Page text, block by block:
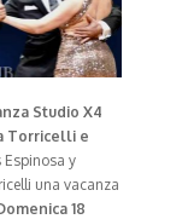
Studio X4
Torricelli e
Espinosa y
una vacanza
18